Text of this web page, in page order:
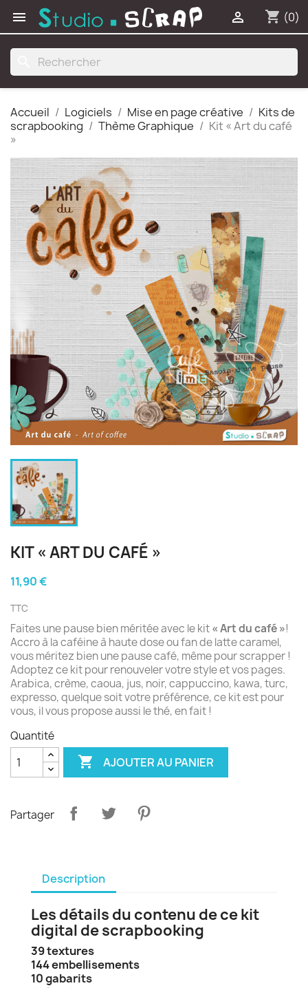
 shopping_cart (0)

Accueil Logiciels Mise en page créative
Kits de
scrapbooking
Thème Graphique
Kit « Art du café
»
KIT « ART DU CAFÉ »
11,90 €
TTC
Faites une pause bien méritée avec le kit« Art du café »!
Accro à la caféine à haute dose ou fan de latte caramel,
vous méritez bien une pause café, même pour scrapper !
Adoptez ce kit pour renouveler votre style et vos pages.
Arabica, crème, caoua, jus, noir, cappuccino, kawa, turc,
expresso, quelque soit votre préférence, ce kit est pour
vous, il vous propose aussi le thé, en fait !
Quantité
 AJOUTER AU PANIER
Partager
Description
Les détails du contenu de ce kit
digital de scrapbooking
39 textures
144 embellisements
10 gabarits